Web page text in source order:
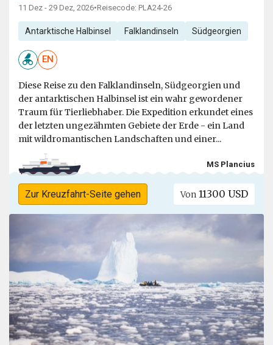
11 Dez - 29 Dez, 2026•Reisecode: PLA24-26
Antarktische Halbinsel Falklandinseln Südgeorgien
EN
Diese Reise zu den Falklandinseln, Südgeorgien und
der antarktischen Halbinsel ist ein wahr gewordener
Traum für Tierliebhaber. Die Expedition erkundet eines
der letzten ungezähmten Gebiete der Erde - ein Land
mit wildromantischen Landschaften und einer...
MS Plancius
Zur Kreuzfahrt-Seite gehen Von 11300 USD